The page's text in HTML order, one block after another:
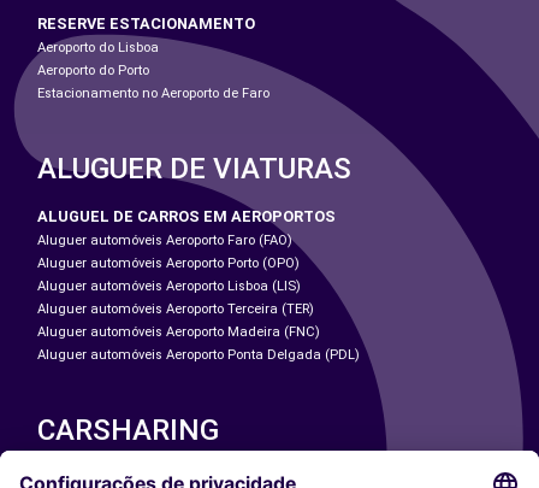
RESERVE ESTACIONAMENTO
Aeroporto do Lisboa
Aeroporto do Porto
Estacionamento no Aeroporto de Faro
ALUGUER DE VIATURAS
ALUGUEL DE CARROS EM AEROPORTOS
Aluguer automóveis Aeroporto Faro (FAO)
Aluguer automóveis Aeroporto Porto (OPO)
Aluguer automóveis Aeroporto Lisboa (LIS)
Aluguer automóveis Aeroporto Terceira (TER)
Aluguer automóveis Aeroporto Madeira (FNC)
Aluguer automóveis Aeroporto Ponta Delgada (PDL)
CARSHARING
NOSSAS CIDADES